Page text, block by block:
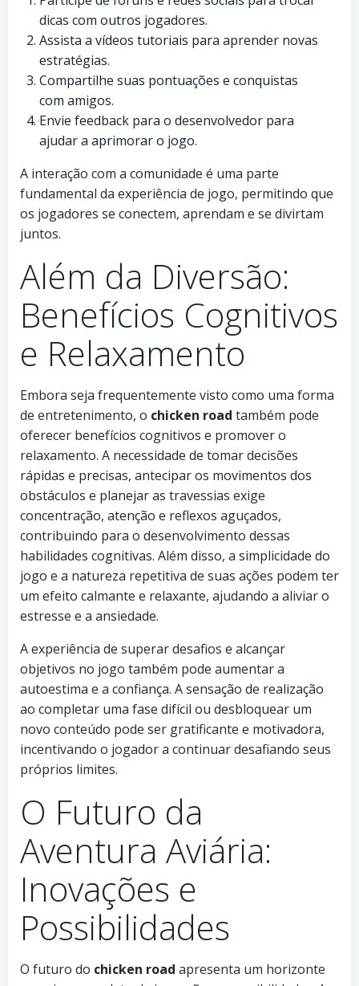
dicas com outros jogadores.
Assista a vídeos tutoriais para aprender novas
estratégias.
Compartilhe suas pontuações e conquistas
com amigos.
Envie feedback para o desenvolvedor para
ajudar a aprimorar o jogo.
A interação com a comunidade é uma parte
fundamental da experiência de jogo, permitindo que
os jogadores se conectem, aprendam e se divirtam
juntos.
Além da Diversão:
Benefícios Cognitivos
e Relaxamento
Embora seja frequentemente visto como uma forma
de entretenimento, o chicken road também pode
oferecer benefícios cognitivos e promover o
relaxamento. A necessidade de tomar decisões
rápidas e precisas, antecipar os movimentos dos
obstáculos e planejar as travessias exige
concentração, atenção e reflexos aguçados,
contribuindo para o desenvolvimento dessas
habilidades cognitivas. Além disso, a simplicidade do
jogo e a natureza repetitiva de suas ações podem ter
um efeito calmante e relaxante, ajudando a aliviar o
estresse e a ansiedade.
A experiência de superar desafios e alcançar
objetivos no jogo também pode aumentar a
autoestima e a confiança. A sensação de realização
ao completar uma fase difícil ou desbloquear um
novo conteúdo pode ser gratificante e motivadora,
incentivando o jogador a continuar desafiando seus
próprios limites.
O Futuro da
Aventura Aviária:
Inovações e
Possibilidades
O futuro do chicken road apresenta um horizonte